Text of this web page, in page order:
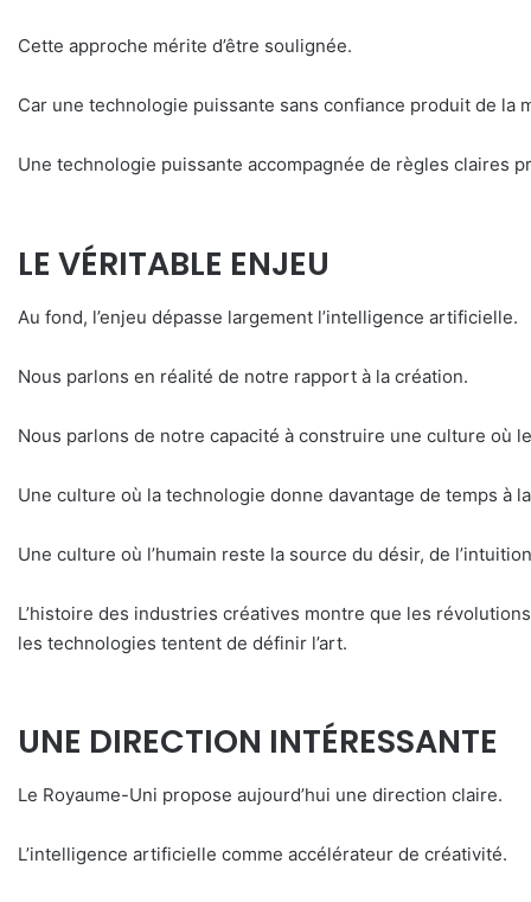
Cette approche mérite d’être soulignée.
Car une technologie puissante sans confiance produit de la
Une technologie puissante accompagnée de règles claires
LE VÉRITABLE ENJEU
Au fond, l’enjeu dépasse largement l’intelligence artificielle.
Nous parlons en réalité de notre rapport à la création.
Nous parlons de notre capacité à construire une culture où
Une culture où la technologie donne davantage de temps à
Une culture où l’humain reste la source du désir, de
L’histoire des industries créatives montre que les
les technologies tentent de définir l’art.
UNE DIRECTION INTÉRESSANTE
Le Royaume-Uni propose aujourd’hui une direction claire.
L’intelligence artificielle comme accélérateur de créativité.